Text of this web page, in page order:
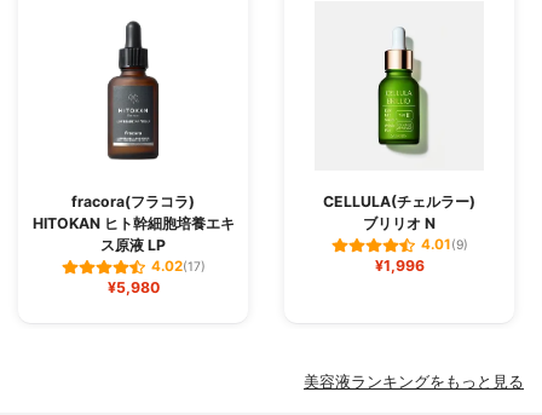
fracora(フラコラ)
HITOKAN ヒト幹細胞培養エキ
ス原液 LP
4.02(17)
¥5,980
CELLULA(チェルラー)
ブリリオ N
4.01(9)
¥1,996
美容液ランキングをもっと見る